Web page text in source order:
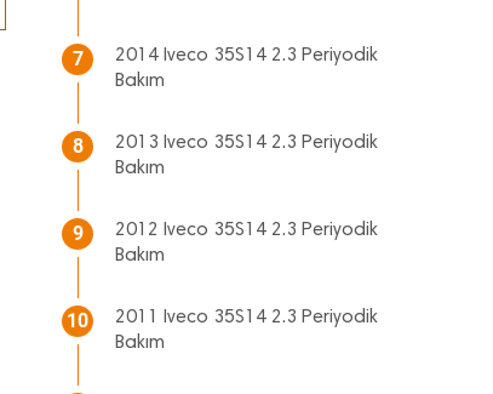
7
2014 Iveco 35S14 2.3 Periyodik
Bakım
8
2013 Iveco 35S14 2.3 Periyodik
Bakım
9
2012 Iveco 35S14 2.3 Periyodik
Bakım
10
2011 Iveco 35S14 2.3 Periyodik
Bakım